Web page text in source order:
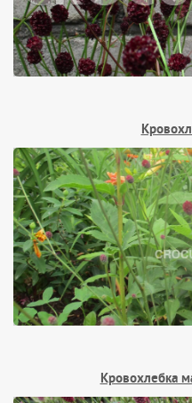
Кровохлебка